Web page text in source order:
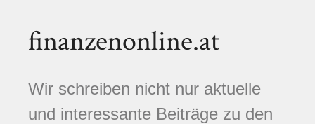
finanzenonline.at
Wir schreiben nicht nur aktuelle
und interessante Beiträge zu den